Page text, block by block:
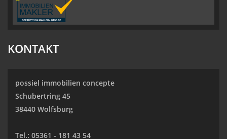
KONTAKT
possiel immobilien concepte
Schubertring 45
38440 Wolfsburg
Tel.: 05361 - 181 43 54